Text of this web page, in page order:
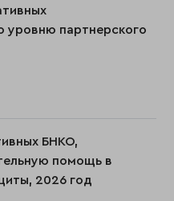
уровню партнерского
БНКО,
помощь в
2026 год